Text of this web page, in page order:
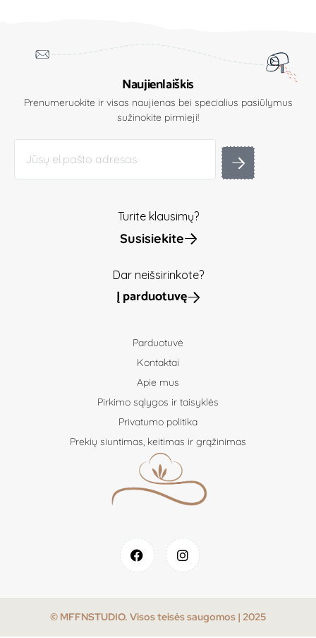
Naujienlaiškis
Prenumeruokite ir visas naujienas bei specialius pasiūlymus
sužinokite pirmieji!
Turite klausimų?
Susisiekite
Dar neišsirinkote?
Į parduotuvę
Parduotuvė
Kontaktai
Apie mus
Pirkimo sąlygos ir taisyklės
Privatumo politika
Prekių siuntimas, keitimas ir grąžinimas
© MFFNSTUDIO. Visos teisės saugomos | 2025